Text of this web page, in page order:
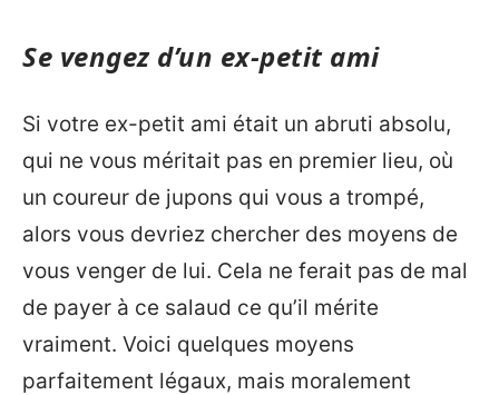
Se vengez d’un ex-petit ami
Si votre ex-petit ami était un abruti absolu,
qui ne vous méritait pas en premier lieu, où
un coureur de jupons qui vous a trompé,
alors vous devriez chercher des moyens de
vous venger de lui. Cela ne ferait pas de mal
de payer à ce salaud ce qu’il mérite
vraiment. Voici quelques moyens
parfaitement légaux, mais moralement